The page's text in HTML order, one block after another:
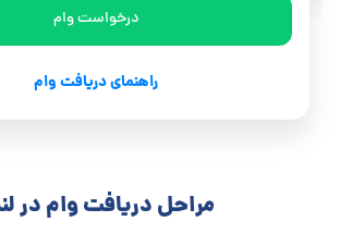
درخواست وام
راهنمای دریافت وام
مراحل دریافت وام در